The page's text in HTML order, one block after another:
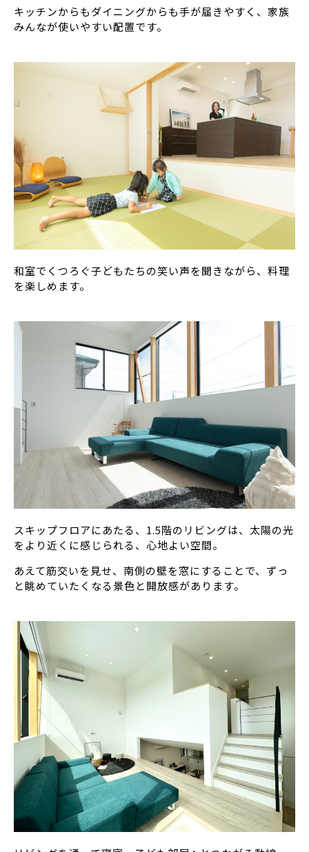
キッチンからもダイニングからも手が届きやすく、家族
みんなが使いやすい配置です。
和室でくつろぐ子どもたちの笑い声を聞きながら、料理
を楽しめます。
スキップフロアにあたる、1.5階のリビングは、太陽の光
をより近くに感じられる、心地よい空間。
あえて筋交いを見せ、南側の壁を窓にすることで、ずっ
と眺めていたくなる景色と開放感があります。